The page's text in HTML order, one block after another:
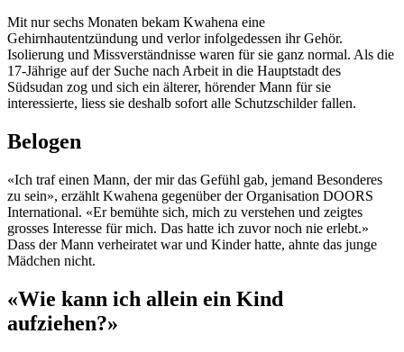
Mit nur sechs Monaten bekam Kwahena eine
Gehirnhautentzündung und verlor infolgedessen ihr Gehör.
Isolierung und Missverständnisse waren für sie ganz normal. Als die
17-Jährige auf der Suche nach Arbeit in die Hauptstadt des
Südsudan zog und sich ein älterer, hörender Mann für sie
interessierte, liess sie deshalb sofort alle Schutzschilder fallen.
Belogen
«Ich traf einen Mann, der mir das Gefühl gab, jemand Besonderes
zu sein», erzählt Kwahena gegenüber der Organisation DOORS
International. «Er bemühte sich, mich zu verstehen und zeigtes
grosses Interesse für mich. Das hatte ich zuvor noch nie erlebt.»
Dass der Mann verheiratet war und Kinder hatte, ahnte das junge
Mädchen nicht.
«Wie kann ich allein ein Kind
aufziehen?»